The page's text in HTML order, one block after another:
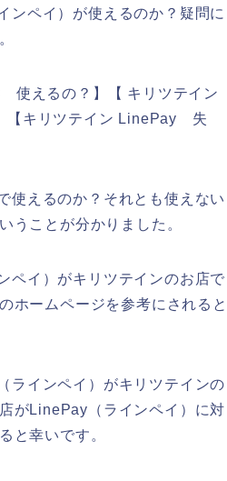
ンペイ）が使えるのか？疑問に
使えるの？】【 キリツテイン
【キリツテイン LinePay 失
使えるのか？それとも使えない
うことが分かりました。
ペイ）がキリツテインのお店で
ホームページを参考にされると
ラインペイ）がキリツテインの
がLinePay（ラインペイ）に対
と幸いです。